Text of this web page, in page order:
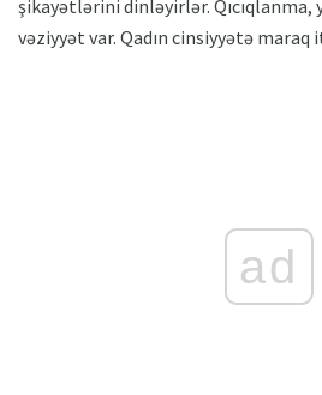
şikayətlərini dinləyirlər. Qıcıqlanma,
vəziyyət var. Qadın cinsiyyətə maraq
ad